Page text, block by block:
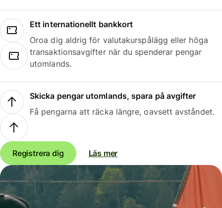
Ett internationellt bankkort
Oroa dig aldrig för valutakurspålägg eller höga
transaktionsavgifter när du spenderar pengar
utomlands.
Skicka pengar utomlands, spara på avgifter
Få pengarna att räcka längre, oavsett avståndet.
Registrera dig Läs mer